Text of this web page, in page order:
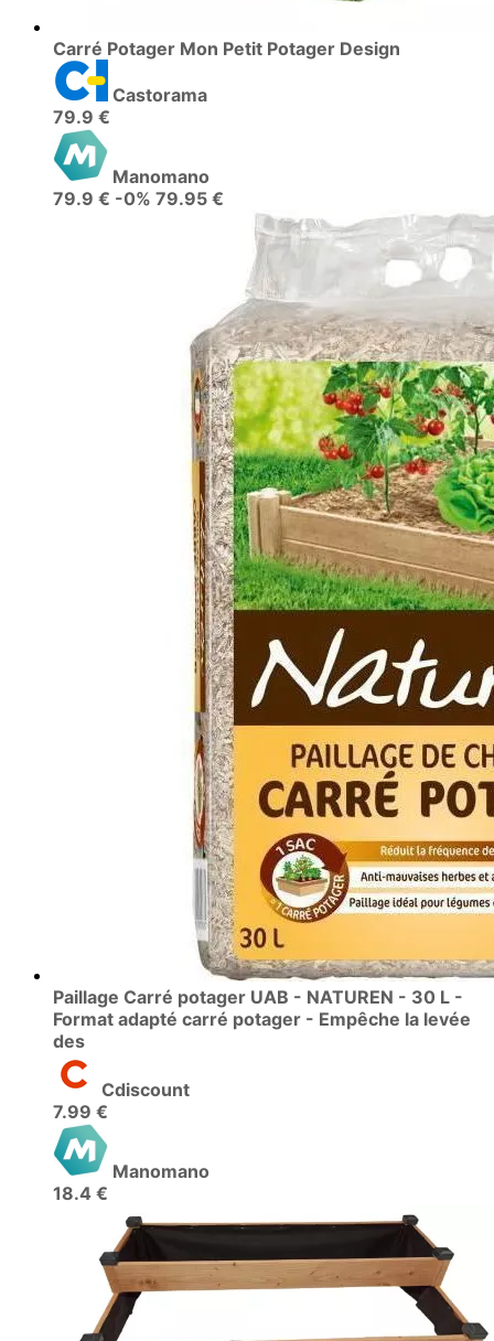
Carré Potager Mon Petit Potager Design
Castorama
79.9 €
Manomano
79.9 € -0% 79.95 €
Paillage Carré potager UAB - NATUREN - 30 L -
Format adapté carré potager - Empêche la levée
des
Cdiscount
7.99 €
Manomano
18.4 €